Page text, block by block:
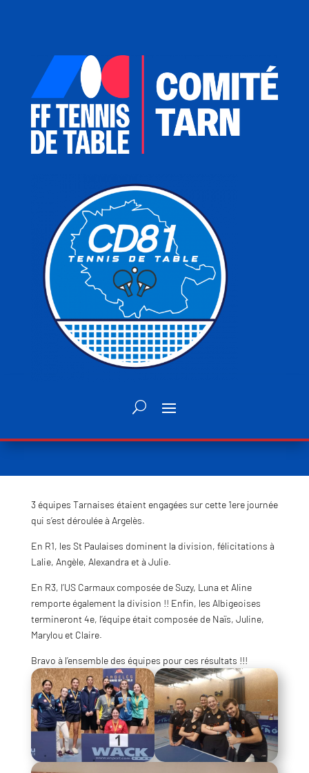
3 équipes Tarnaises étaient engagées sur cette 1ere journée
qui s’est déroulée à Argelès.
En R1, les St Paulaises dominent la division, félicitations à
Lalie, Angèle, Alexandra et à Julie.
En R3, l’US Carmaux composée de Suzy, Luna et Aline
remporte également la division !! Enfin, les Albigeoises
termineront 4e, l’équipe était composée de Naïs, Juline,
Marylou et Claire.
Bravo à l’ensemble des équipes pour ces résultats !!!